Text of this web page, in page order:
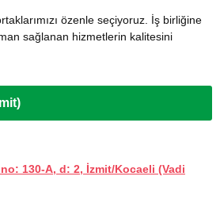
özenle seçiyoruz. İş birliğine
sağlanan hizmetlerin kalitesini
130-A, d: 2, İzmit/Kocaeli (Vadi